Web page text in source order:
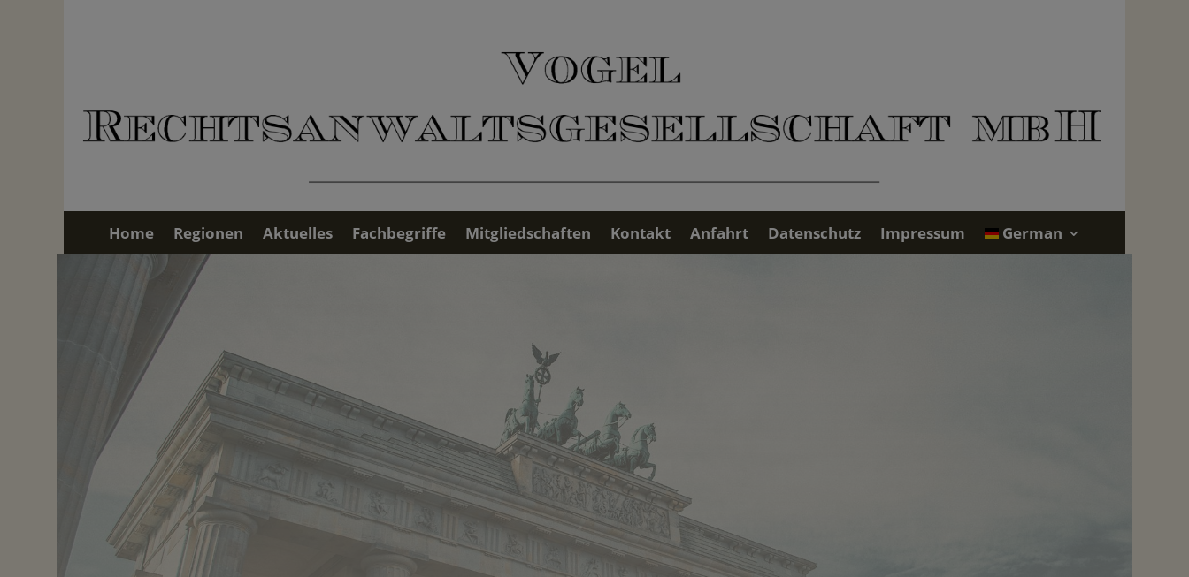
Home Regionen Aktuelles Fachbegriffe Mitgliedschaften Kontakt Anfahrt Datenschutz Impressum German